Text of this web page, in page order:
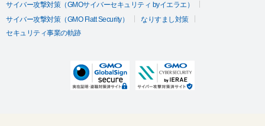
サイバー攻撃対策（GMOサイバーセキュリティ byイエラエ）
サイバー攻撃対策（GMO Flatt Security）
なりすまし対策
セキュリティ事業の軌跡